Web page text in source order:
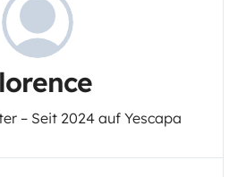
– Seit 2024 auf Yescapa